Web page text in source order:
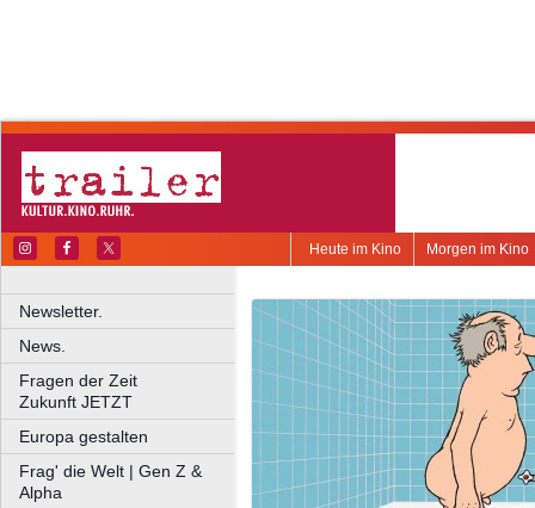
Morgen im Kino
Heute im Kino
Newsletter.
News.
Fragen der Zeit
Zukunft JETZT
Europa gestalten
Frag' die Welt | Gen Z &
Alpha